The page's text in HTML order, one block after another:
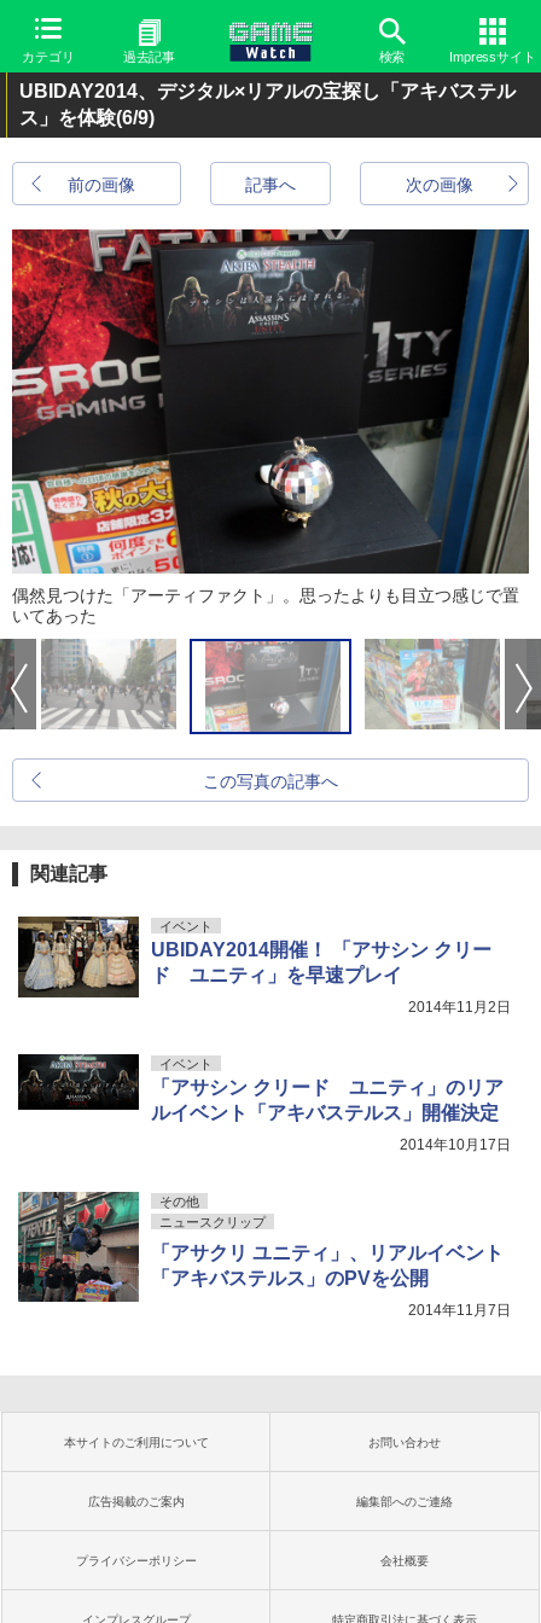
カテゴリ 過去記事 検索 Impressサイト
UBIDAY2014、デジタル×リアルの宝探し「アキバステル
ス」を体験(6/9)
前の画像 次の画像
記事へ
偶然見つけた「アーティファクト」。思ったよりも目立つ感じで置
いてあった
この写真の記事へ
関連記事
イベント
UBIDAY2014開催！ 「アサシン クリー
ド ユニティ」を早速プレイ
2014年11月2日
イベント
「アサシン クリード ユニティ」のリア
ルイベント「アキバステルス」開催決定
2014年10月17日
その他
ニュースクリップ
「アサクリ ユニティ」、リアルイベント
「アキバステルス」のPVを公開
2014年11月7日
本サイトのご利用について お問い合わせ
広告掲載のご案内 編集部へのご連絡
プライバシーポリシー 会社概要